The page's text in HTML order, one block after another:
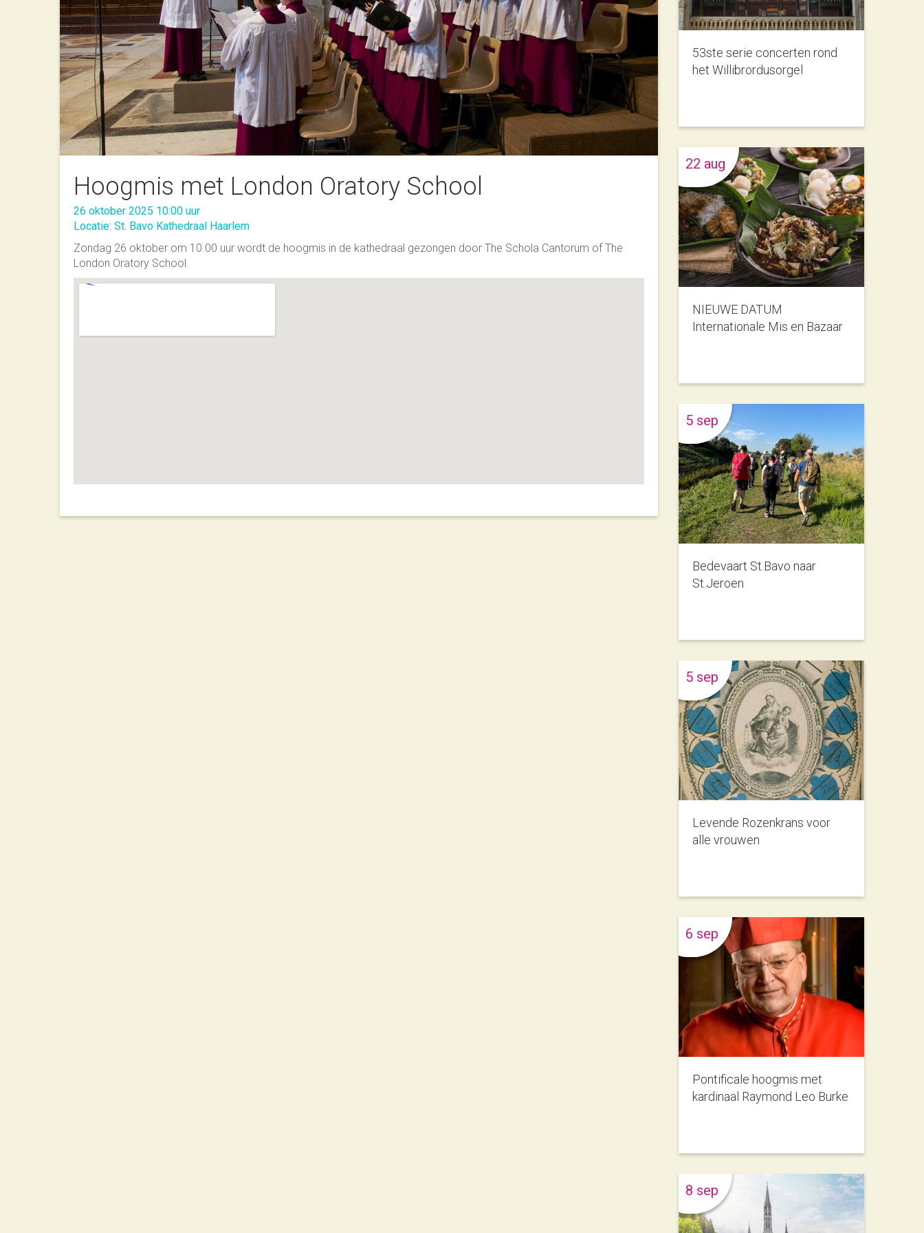
Hoogmis met London Oratory School
26 oktober 2025 10:00 uur
Locatie: St. Bavo Kathedraal Haarlem
Zondag 26 oktober om 10.00 uur wordt de hoogmis in de kathedraal gezongen door The Schola Cantorum of The
London Oratory School.
53ste serie concerten rond
het Willibrordusorgel
NIEUWE DATUM
Internationale Mis en Bazaar
22 aug
Bedevaart St.Bavo naar
St.Jeroen
5 sep
Levende Rozenkrans voor
alle vrouwen
5 sep
Pontificale hoogmis met
kardinaal Raymond Leo Burke
6 sep
8 sep